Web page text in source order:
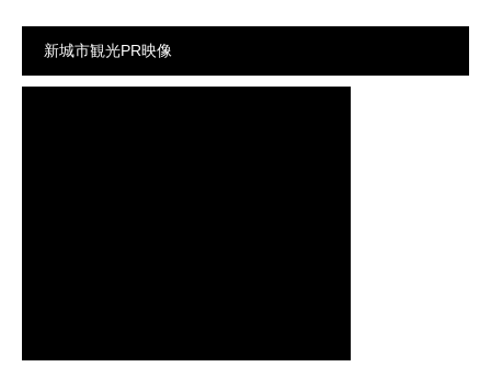
新城市観光PR映像